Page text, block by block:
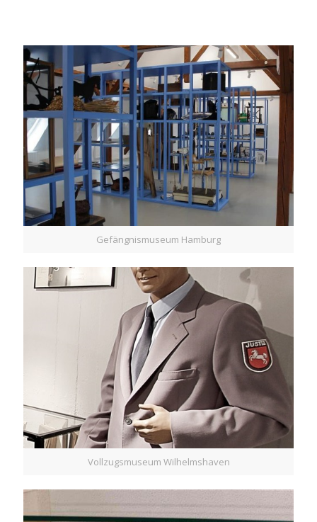
Gefängnismuseum Hamburg
Vollzugsmuseum Wilhelmshaven